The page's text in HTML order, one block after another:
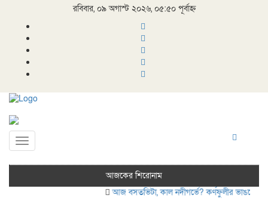
রবিবার, ০৯ অগাস্ট ২০২৬, ০৫:৫০ পূর্বাহ্ন
Toggle
navigation
আজকের শিরোনাম
আজ বসতভিটা, কাল নদীগর্ভে? কর্ণফুলীর ভাঙনে